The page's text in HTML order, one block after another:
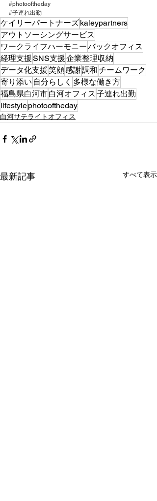
#photooftheday
#子連れ出勤
ケイリーパートナーズkaleypartners
アウトソーシングサービス
ワークライフハーモニーバックオフィス
経理支援SNS支援企業整理収納
データ化支援笑顔感謝調和チームワーク
寄り添い 自分らしく 多様な働き方
福島県白河市白河オフィス 子連れ出勤
lifestylephotooftheday
白河サテライトオフィス
最新記事 すべて表示